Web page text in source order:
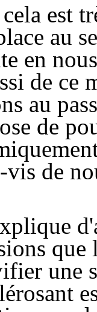
est
au
en
de ce
au
de
vis de
que
une